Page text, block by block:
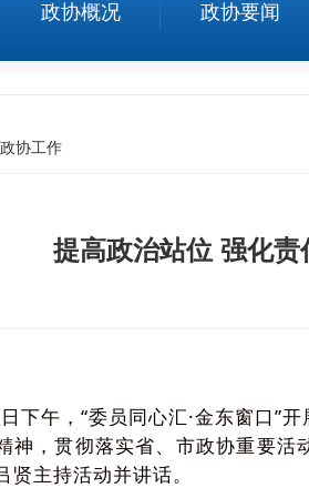
政协概况 政协要闻
政协工作
提高政治站位 强化责
下午，“委员同心汇·金东窗口”
神，贯彻落实省、市政协重要活
贤主持活动并讲话。